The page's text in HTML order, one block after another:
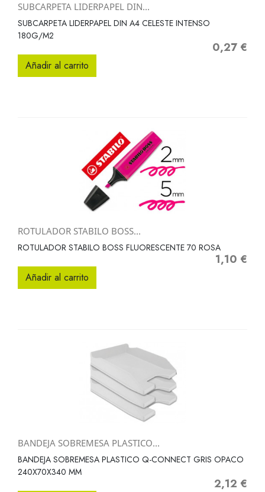
SUBCARPETA LIDERPAPEL DIN...
SUBCARPETA LIDERPAPEL DIN A4 CELESTE INTENSO
180G/M2
Precio
0,27 €
Añadir al carrito
ROTULADOR STABILO BOSS...
ROTULADOR STABILO BOSS FLUORESCENTE 70 ROSA
Precio
1,10 €
Añadir al carrito
BANDEJA SOBREMESA PLASTICO...
BANDEJA SOBREMESA PLASTICO Q-CONNECT GRIS OPACO
240X70X340 MM
Precio
2,12 €